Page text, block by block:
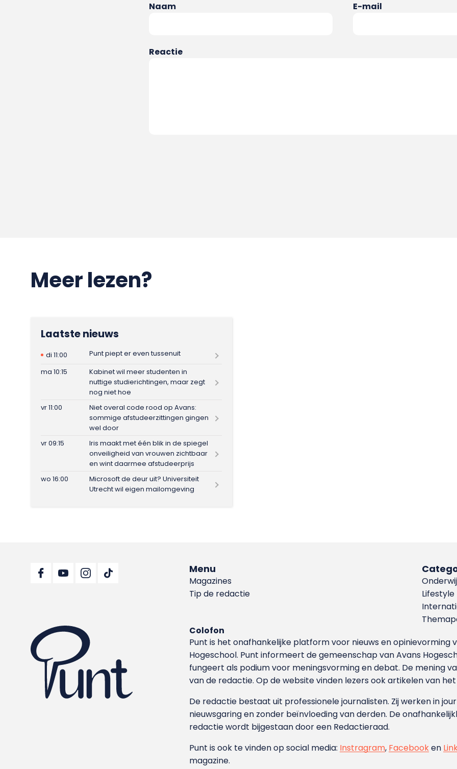
Naam E-mail
Reactie
Meer lezen?
Laatste nieuws
di 11:00
Punt piept er even tussenuit
ma 10:15
Kabinet wil meer studenten in
nuttige studierichtingen, maar zegt
nog niet hoe
vr 11:00
Niet overal code rood op Avans:
sommige afstudeerzittingen gingen
wel door
vr 09:15
Iris maakt met één blik in de spiegel
onveiligheid van vrouwen zichtbaar
en wint daarmee afstudeerprijs
wo 16:00
Microsoft de deur uit? Universiteit
Utrecht wil eigen mailomgeving
Menu
Magazines
Tip de redactie
Lifestyle
Colofon
Punt is het onafhankelijke platform voor nieuws en
Hoge­school. Punt informeert de gemeenschap van Avans
fungeert als podium voor meningsvorming en debat. De mening
van de redactie. Op de website vinden lezers ook artikelen van
De redactie bestaat uit professionele journalisten. Zij werken in
nieuwsgaring en zonder beïnvloeding van derden. De
redactie wordt bijgestaan door een Redactieraad.
Punt is ook te vinden op social media: Instragram, Facebooken
magazine.